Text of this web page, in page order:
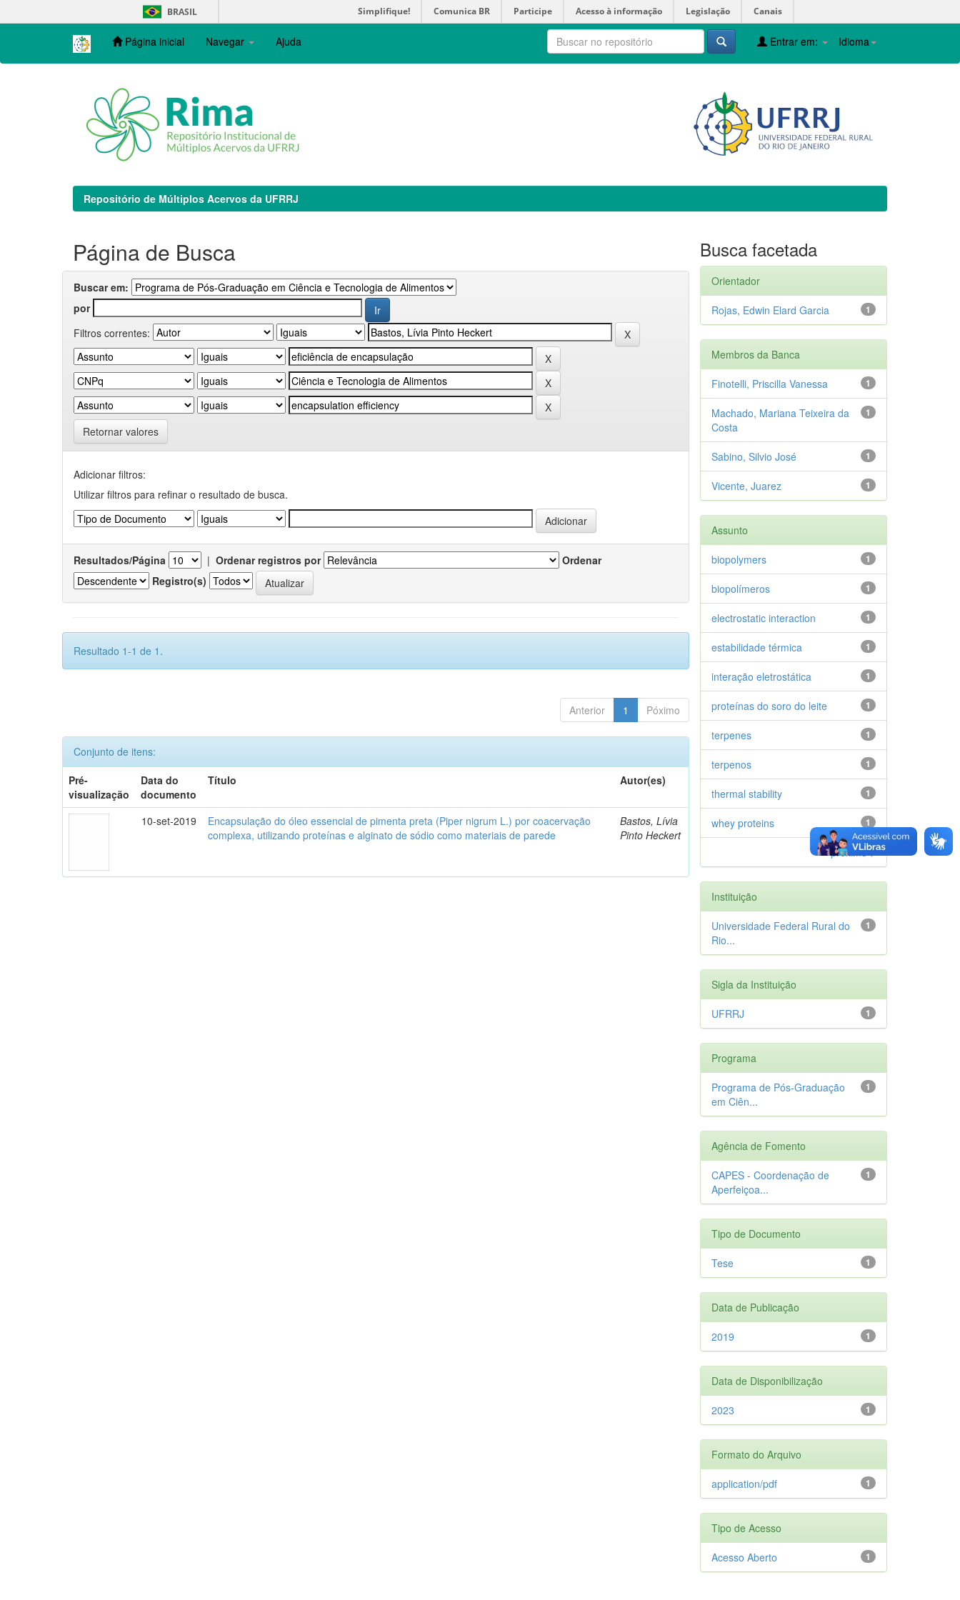
navigation
BRASIL Simplifique! Comunica BR Participe Acesso à informação Legislação Canais
Página inicial Navegar Ajuda Idioma
Entrar em:
Repositório de Múltiplos Acervos da UFRRJ
Página de Busca
Buscar em:
por
Filtros correntes:
Retornar valores
Adicionar filtros:
Utilizar filtros para refinar o resultado de busca.
Resultados/Página | Ordenar registros por
Ordenar
Registro(s)
Resultado 1-1 de 1.
Anterior 1 Póximo
Conjunto de itens:
Pré-
visualização
Data do
documento
Título Autor(es)
10-set-2019
Encapsulação do óleo essencial de pimenta preta (Piper nigrum L.) por coacervação
complexa, utilizando proteínas e alginato de sódio como materiais de parede
Bastos, Lívia
Pinto Heckert
Busca facetada
Orientador
1
Rojas, Edwin Elard Garcia
Membros da Banca
1
Finotelli, Priscilla Vanessa
1
Machado, Mariana Teixeira da
Costa
1
Sabino, Silvio José
1
Vicente, Juarez
Assunto
1
biopolymers
1
biopolímeros
1
electrostatic interaction
1
estabilidade térmica
1
interação eletrostática
1
proteínas do soro do leite
1
terpenes
1
terpenos
1
thermal stability
1
whey proteins
próximo >
Instituição
1
Universidade Federal Rural do
Rio...
Sigla da Instituição
1
UFRRJ
Programa
1
Programa de Pós-Graduação
em Ciên...
Agência de Fomento
1
CAPES - Coordenação de
Aperfeiçoa...
Tipo de Documento
1
Tese
Data de Publicação
1
2019
Data de Disponibilização
1
2023
Formato do Arquivo
1
application/pdf
Tipo de Acesso
1
Acesso Aberto